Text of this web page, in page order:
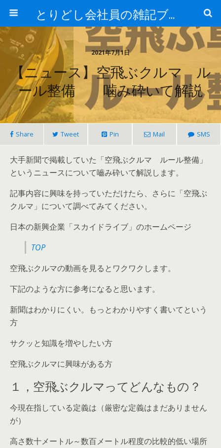
とりどし会社員の雑記ブログ
2021年7月1日
【ニュース】空飛ぶクルマ ル
ール整備 噛み砕いて解説
Share Tweet Pin Mail SMS
大手新聞で掲載していた「空飛ぶクルマ ルール整備」
というニュースについて嚙み砕いて解説します。
記事内容に興味を持っていただけたら、さらに「空飛ぶ
クルマ」について調べてみてください。
日本の新興企業「スカイドライブ」のホームページ
TOP
空飛ぶクルマの動画を見るとワクワクします。
下記のような方に参考になると思います。
新聞はわかりにくい。もっとわかりやすく書いてという
方
サクッと知識を増やしたい方
空飛ぶクルマに興味がある方
１，空飛ぶクルマってどんなもの？
今現在指している定義は（厳密な定義はまだありません
が）
高さ数十メートル～数百メートル程度の比較的低い場所